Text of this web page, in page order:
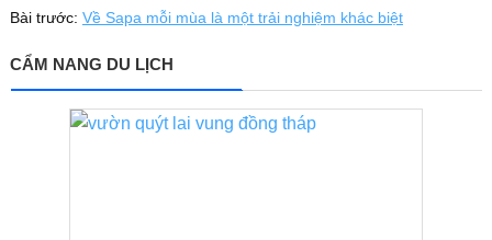
Bài trước: Về Sapa mỗi mùa là một trải nghiệm khác biệt
CẨM NANG DU LỊCH